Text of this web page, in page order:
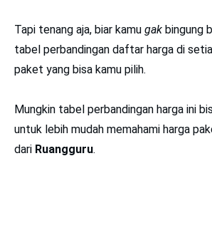
Tapi tenang aja, biar kamu gak bingung
tabel perbandingan daftar harga di
paket yang bisa kamu pilih.
Mungkin tabel perbandingan harga ini
untuk lebih mudah memahami harga
dari Ruangguru.